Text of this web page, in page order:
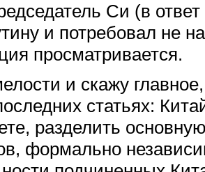
Си (в
и потребовал не
просматривается.
и скажу
статьях:
разделить
формально